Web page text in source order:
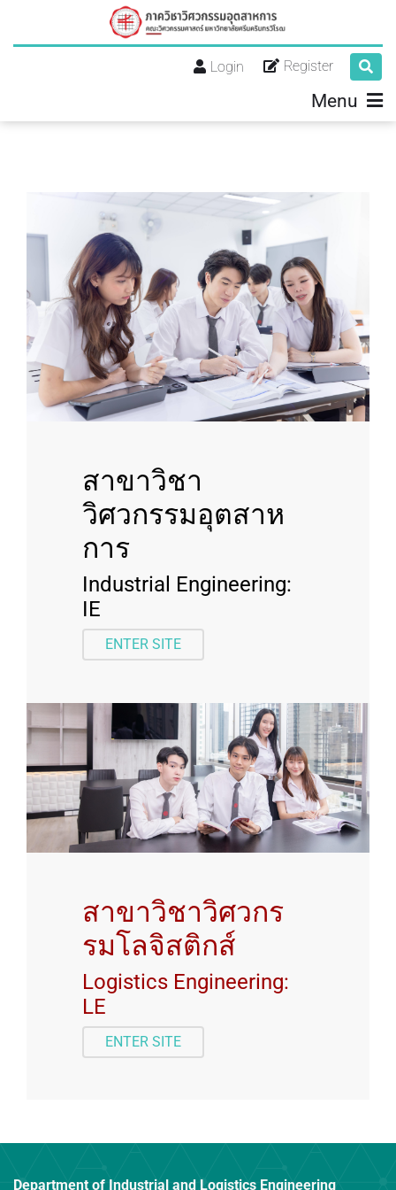
Register
Login
Menu
สาขาวิชา
วิศวกรรมอุตสาห
การ
Industrial Engineering:
IE
ENTER SITE
สาขาวิชาวิศวกร
รมโลจิสติกส์
Logistics Engineering:
LE
ENTER SITE
Department of Industrial and Logistics Engineering